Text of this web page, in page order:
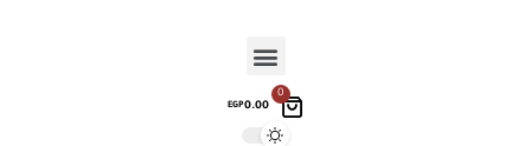
0
EGP0.00